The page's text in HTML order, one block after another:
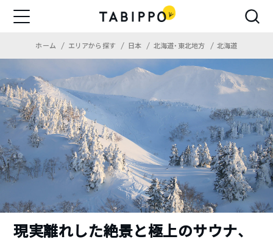
ホーム エリアから探す 日本 北海道・東北地方 北海道
現実離れした絶景と極上のサウナ、